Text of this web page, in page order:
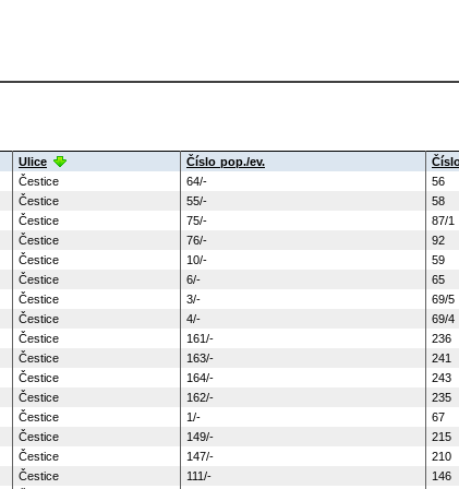
Ulice Číslo pop./ev.
Čestice 64/-
56
Čestice 55/-
58
Čestice 75/-
87/1
Čestice 76/-
92
Čestice 10/-
59
Čestice 6/-
65
Čestice 3/-
69/5
Čestice 4/-
69/4
Čestice 161/-
236
Čestice 163/-
241
Čestice 164/-
243
Čestice 162/-
235
Čestice 1/-
67
Čestice 149/-
215
Čestice 147/-
210
Čestice 111/-
146